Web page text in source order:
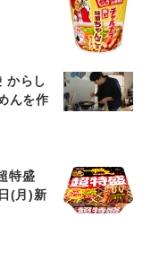
からし
んを作
特盛
(月)新